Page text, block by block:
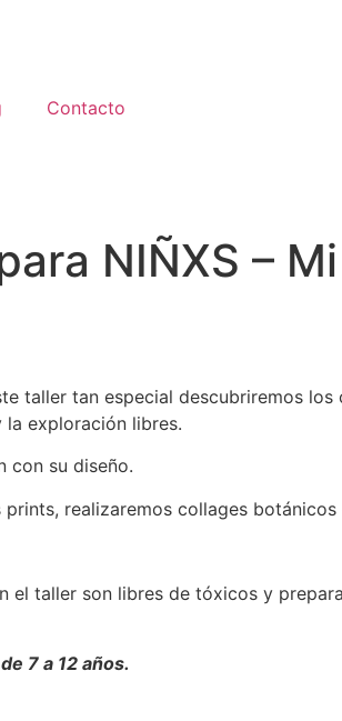
Contacto
NIÑXS –
taller tan especial descubriremos
exploración libres.
con su diseño.
realizaremos collages botánicos
el taller son libres de tóxicos y
7 a 12 años.